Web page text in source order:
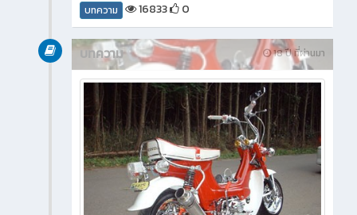
บทความ 16833 0
18 ปี ที่ผ่านมา
บทความ